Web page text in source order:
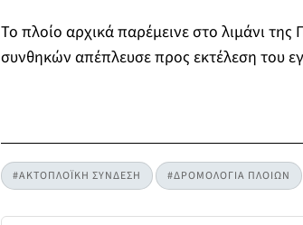
Το πλοίο αρχικά παρέμεινε στο λιμάνι
συνθηκών απέπλευσε προς εκτέλεση του
#ΑΚΤΟΠΛΟΪΚΗ ΣΥΝΔΕΣΗ #ΔΡΟΜΟΛΟΓΙΑ ΠΛΟΙΩΝ